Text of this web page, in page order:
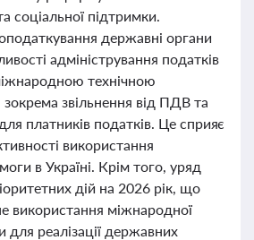
соціальної підтримки.
державні органи
адміністрування податків
технічною
звільнення від ПДВ та
платників податків. Це сприяє
використання
в Україні. Крім того, уряд
дій на 2026 рік, що
використання міжнародної
для реалізації державних